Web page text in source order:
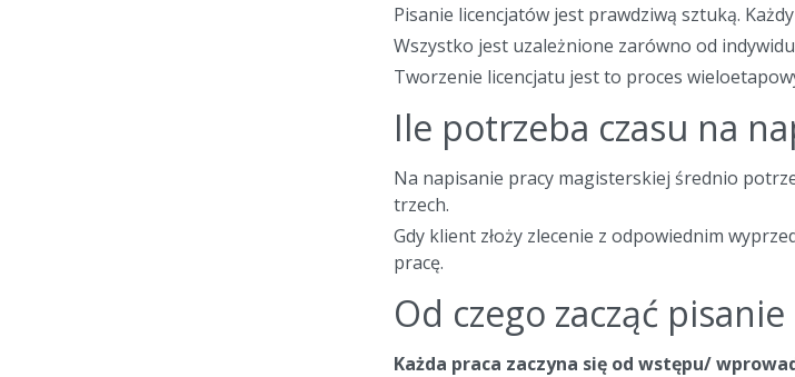
Pisanie licencjatów jest prawdziwą sztuką.
Wszystko jest uzależnione zarówno od
Tworzenie licencjatu jest to proces
Ile potrzeba czasu na
Na napisanie pracy magisterskiej średnio
trzech.
Gdy klient złoży zlecenie z odpowiednim
pracę.
Od czego zacząć
Każda praca zaczyna się od wstępu/